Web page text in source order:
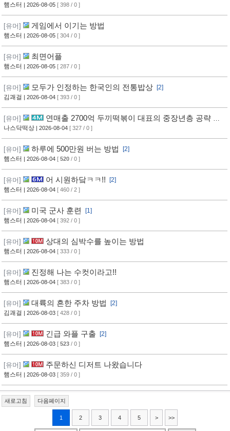
햄스터 | 2026-08-05 [ 398 / 0 ]
[유머] 게임에서 이기는 방법
햄스터 | 2026-08-05 [ 304 / 0 ]
[유머] 최면어플
햄스터 | 2026-08-05 [ 287 / 0 ]
[유머] 모두가 인정하는 한국인의 전통밥상 [2]
김괘걸 | 2026-08-04 [ 393 / 0 ]
[유머]
연매출 2700억 두끼떡볶이 대표의 중장년층 공략 방
법
나스닥떡상 | 2026-08-04 [ 327 / 0 ]
[유머] 하루에 500만원 버는 방법
[2]
햄스터 | 2026-08-04 [ 520 / 0 ]
[유머] 어 시원하닼ㅋㅋ!! [2]
햄스터 | 2026-08-04 [ 460 / 2 ]
[유머] 미국 군사 훈련
[1]
햄스터 | 2026-08-04 [ 392 / 0 ]
[유머] 상대의 심박수를 높이는 방법
햄스터 | 2026-08-04 [ 333 / 0 ]
[유머] 진정해 나는 수컷이라고!!
햄스터 | 2026-08-04 [ 383 / 0 ]
[유머] 대륙의 흔한 주차 방법
[2]
김괘걸 | 2026-08-03 [ 428 / 0 ]
[유머] 긴급 와플 구출 [2]
햄스터 | 2026-08-03 [ 523 / 0 ]
[유머] 주문하신 디저트 나왔습니다
햄스터 | 2026-08-03 [ 359 / 0 ]
새로고침 다음페이지
1 2 3 4 5 > >>